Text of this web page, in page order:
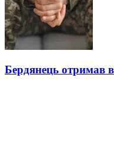
Бердянець отримав